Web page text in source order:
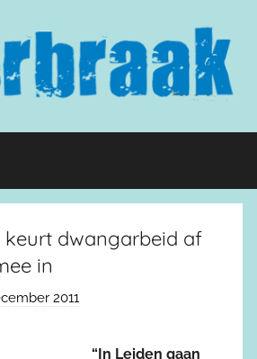
keurt dwangarbeid af
in
2011
“In Leiden gaan